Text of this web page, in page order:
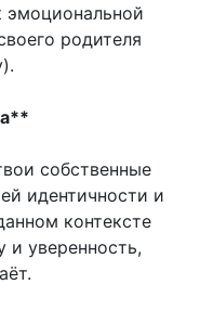
эмоциональной
родителя
собственные
идентичности и
контексте
и уверенность,